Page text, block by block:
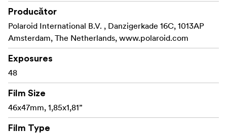
Producător
Polaroid International B.V. , Danzigerkade 16C, 1013AP
Amsterdam, The Netherlands, www.polaroid.com
Exposures
48
Film Size
46x47mm, 1,85x1,81”
Film Type